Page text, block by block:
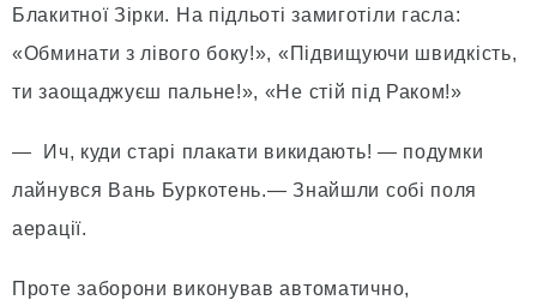
Бла­китної Зірки. На підльоті замиготіли гасла:
«Обминати з лівого боку!», «Підвищуючи швидкість,
ти заощаджуєш пальне!», «Не стій під Раком!»
— Ич, куди старі плакати викидають! — подумки
лайнувся Вань Буркотень.— Знайшли собі поля
аерації.
Проте заборони виконував автоматично,